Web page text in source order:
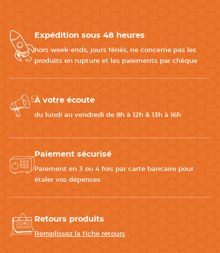
Expédition sous 48 heures
hors week-ends, jours fériés, ne concerne pas les
produits en rupture et les paiements par chèque
À votre écoute
du lundi au vendredi de 8h à 12h & 13h à 16h
Paiement sécurisé
Paiement en 3 ou 4 fois par carte bancaire pour
étaler vos dépenses
Retours produits
Remplissez la fiche retours